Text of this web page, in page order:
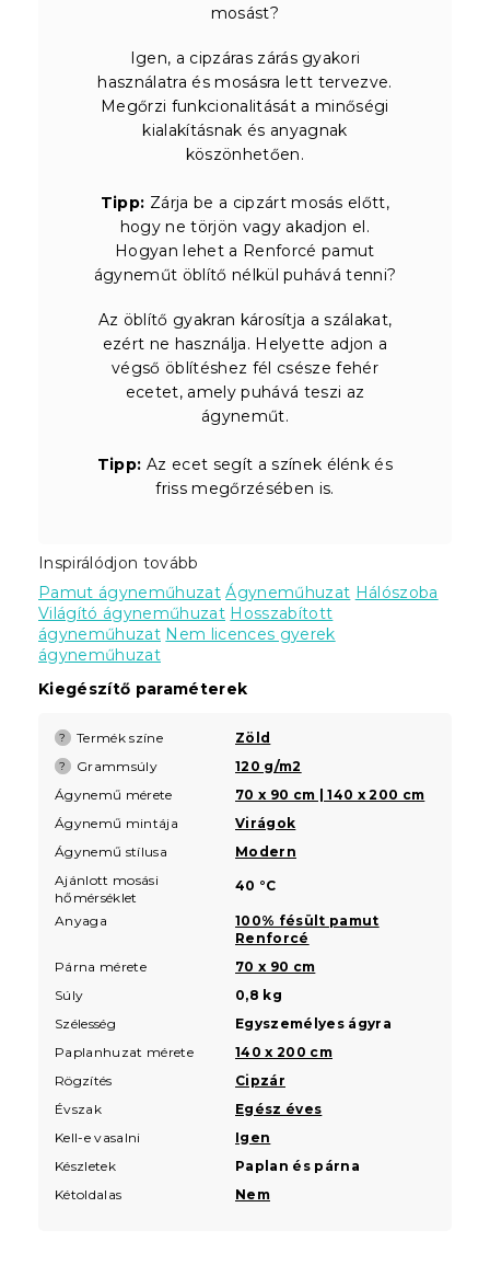
mosást?
Igen, a cipzáras zárás gyakori
használatra és mosásra lett tervezve.
Megőrzi funkcionalitását a minőségi
kialakításnak és anyagnak
köszönhetően.
Tipp: Zárja be a cipzárt mosás előtt,
hogy ne törjön vagy akadjon el.
Hogyan lehet a Renforcé pamut
ágyneműt öblítő nélkül puhává tenni?
Az öblítő gyakran károsítja a szálakat,
ezért ne használja. Helyette adjon a
végső öblítéshez fél csésze fehér
ecetet, amely puhává teszi az
ágyneműt.
Tipp: Az ecet segít a színek élénk és
friss megőrzésében is.
Inspirálódjon tovább
Pamut ágyneműhuzat Ágyneműhuzat Hálószoba
Világító ágyneműhuzat Hosszabított
ágyneműhuzat Nem licences gyerek
ágyneműhuzat
Kiegészítő paraméterek
? Termék színe Zöld
? Grammsúly
120 g/m2
Ágynemű mérete
70 x 90 cm | 140 x 200 cm
Ágynemű mintája
Virágok
Ágynemű stílusa
Modern
Ajánlott mosási
hőmérséklet
40 °C
Anyaga
100% fésült pamut
Renforcé
Párna mérete
70 x 90 cm
Súly
0,8 kg
Szélesség
Egyszemélyes ágyra
Paplanhuzat mérete
140 x 200 cm
Rögzítés
Cipzár
Évszak
Egész éves
Kell-e vasalni
Igen
Készletek
Paplan és párna
Kétoldalas
Nem